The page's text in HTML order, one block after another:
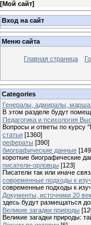
[Мой сайт]
Вход на сайт
Меню сайта
Главная страница
Categories
Генералы, адмиралы,
В этом разделе будут
Педагогика и психология
Вопросы и ответы по курсу
статьи [1360]
рефераты [390]
биографические данные
короткие биографические
писатели-орловцы [123]
Писатели так или иначе
современные подходы к
современные подходы к
Документы, источники 20 век
здесь будут размещаться
Великие загадки природы
Великие загадки природы: